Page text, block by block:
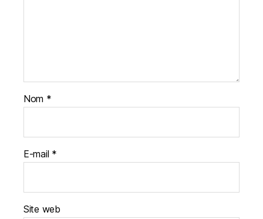
Nom *
E-mail *
Site web